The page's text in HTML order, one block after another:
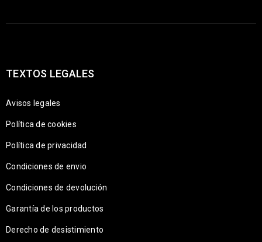
TEXTOS LEGALES
Avisos legales
Política de cookies
Política de privacidad
Condiciones de envio
Condiciones de devolución
Garantía de los productos
Derecho de desistimiento